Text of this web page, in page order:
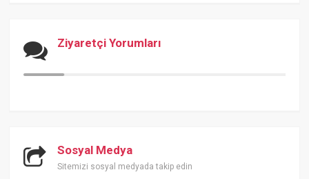
Ziyaretçi Yorumları
Sosyal Medya
Sitemizi sosyal medyada takip edin